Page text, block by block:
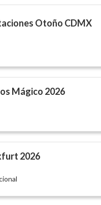
Otoño CDMX
Mágico 2026
2026